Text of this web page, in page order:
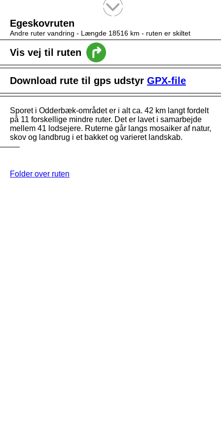
Egeskovruten
Andre ruter vandring - Længde 18516 km - ruten er skiltet
Vis vej til ruten
Download rute til gps udstyr GPX-file
Sporet i Odderbæk-området er i alt ca. 42 km langt fordelt
på 11 forskellige mindre ruter. Det er lavet i samarbejde
mellem 41 lodsejere. Ruterne går langs mosaiker af natur,
skov og landbrug i et bakket og varieret landskab.
Folder over ruten